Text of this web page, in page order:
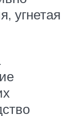
угнетая